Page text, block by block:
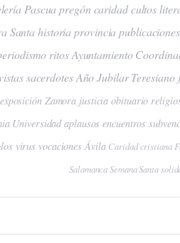
Pascua pregón caridadcultos
Santahistoria provincia publicaciones
ritos Ayuntamiento
sacerdotes Año Jubilar Teresiano
exposición Zamora justicia obituario
Universidad aplausos encuentros
virus vocaciones Ávila Caridad cristiana
SalamancaSemana Santa